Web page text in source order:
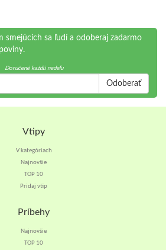
smejúcich sa ľudí a odoberaj zadarmo
Doručené každú nedeľu
Odoberať
Vtipy
V kategóriach
Najnovšie
TOP 10
Pridaj vtip
Príbehy
Najnovšie
TOP 10